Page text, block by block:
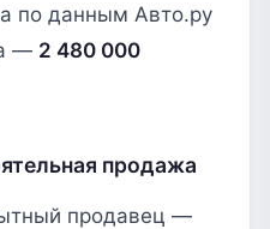
по данным Авто.ру
— 2 480 000
продажа
продавец —